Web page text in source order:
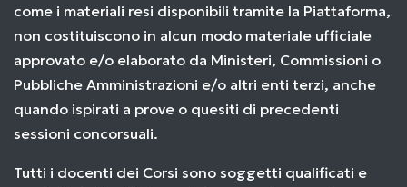
come i materiali resi disponibili tramite la Piattaforma,
non costituiscono in alcun modo materiale ufficiale
approvato e/o elaborato da Ministeri, Commissioni o
Pubbliche Amministrazioni e/o altri enti terzi, anche
quando ispirati a prove o quesiti di precedenti
sessioni concorsuali.
Tutti i docenti dei Corsi sono soggetti qualificati e